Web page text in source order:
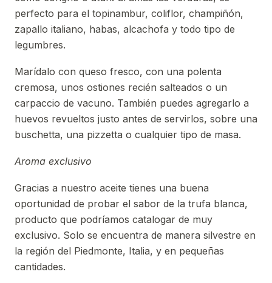
perfecto para el topinambur, coliflor, champiñón,
zapallo italiano, habas, alcachofa y todo tipo de
legumbres.
Marídalo con queso fresco, con una polenta
cremosa, unos ostiones recién salteados o un
carpaccio de vacuno. También puedes agregarlo a
huevos revueltos justo antes de servirlos, sobre una
buschetta, una pizzetta o cualquier tipo de masa.
Aroma exclusivo
Gracias a nuestro aceite tienes una buena
oportunidad de probar el sabor de la trufa blanca,
producto que podríamos catalogar de muy
exclusivo. Solo se encuentra de manera silvestre en
la región del Piedmonte, Italia, y en pequeñas
cantidades.